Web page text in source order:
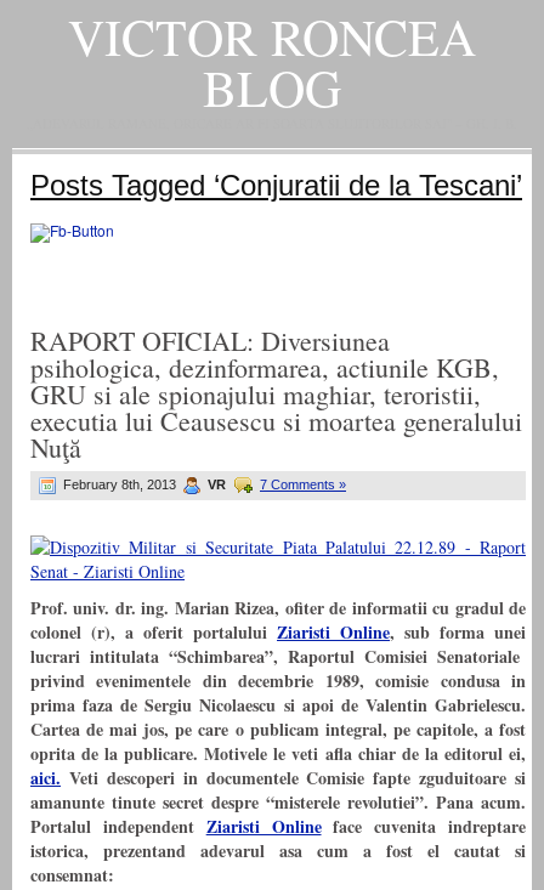
VICTOR RONCEA
BLOG
Posts Tagged ‘Conjuratii de la Tescani’
RAPORT OFICIAL: Diversiunea
psihologica, dezinformarea, actiunile KGB,
GRU si ale spionajului maghiar, teroristii,
executia lui Ceausescu si moartea generalului
Nuţă
February 8th, 2013 VR 7 Comments »
Prof. univ. dr. ing. Marian Rizea, ofiter de informatii cu gradul de
colonel (r), a oferit portalului Ziaristi Online, sub forma unei
lucrari intitulata “Schimbarea”, Raportul Comisiei Senatoriale
privind evenimentele din decembrie 1989, comisie condusa in
prima faza de Sergiu Nicolaescu si apoi de Valentin Gabrielescu.
Cartea de mai jos, pe care o publicam integral, pe capitole, a fost
oprita de la publicare. Motivele le veti afla chiar de la editorul ei,
aici. Veti descoperi in documentele Comisie fapte zguduitoare si
amanunte tinute secret despre “misterele revolutiei”. Pana acum.
Portalul independent Ziaristi Onlineface cuvenita indreptare
istorica, prezentand adevarul asa cum a fost el cautat si
consemnat: